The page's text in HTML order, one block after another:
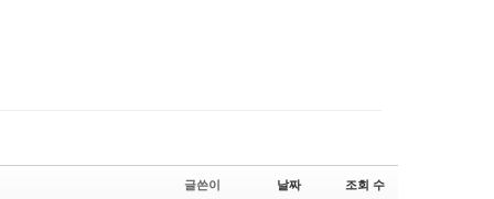
글쓴이 날짜 조회 수